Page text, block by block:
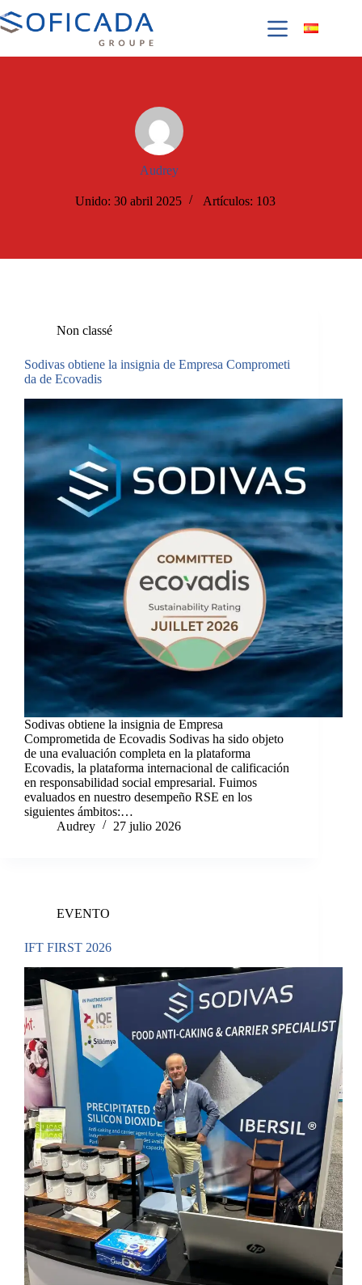
Audrey
Unido: 30 abril 2025 Artículos: 103
Non classé
Sodivas obtiene la insignia de Empresa Comprometi
da de Ecovadis
Sodivas obtiene la insignia de Empresa
Comprometida de Ecovadis Sodivas ha sido objeto
de una evaluación completa en la plataforma
Ecovadis, la plataforma internacional de calificación
en responsabilidad social empresarial. Fuimos
evaluados en nuestro desempeño RSE en los
siguientes ámbitos:…
Audrey
27 julio 2026
EVENTO
IFT FIRST 2026